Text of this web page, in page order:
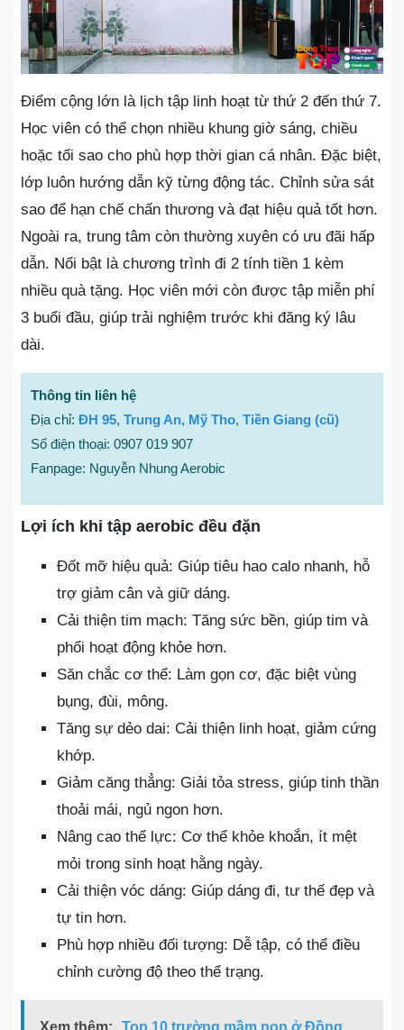
Điểm cộng lớn là lịch tập linh hoạt từ thứ 2 đến thứ 7.
Học viên có thể chọn nhiều khung giờ sáng, chiều
hoặc tối sao cho phù hợp thời gian cá nhân. Đặc biệt,
lớp luôn hướng dẫn kỹ từng động tác. Chỉnh sửa sát
sao để hạn chế chấn thương và đạt hiệu quả tốt hơn.
Ngoài ra, trung tâm còn thường xuyên có ưu đãi hấp
dẫn. Nổi bật là chương trình đi 2 tính tiền 1 kèm
nhiều quà tặng. Học viên mới còn được tập miễn phí
3 buổi đầu, giúp trải nghiệm trước khi đăng ký lâu
dài.
Thông tin liên hệ
Địa chỉ: ĐH 95, Trung An, Mỹ Tho, Tiền Giang (cũ)
Số điện thoại: 0907 019 907
Fanpage: Nguyễn Nhung Aerobic
Lợi ích khi tập aerobic đều đặn
Đốt mỡ hiệu quả: Giúp tiêu hao calo nhanh, hỗ
trợ giảm cân và giữ dáng.
Cải thiện tim mạch: Tăng sức bền, giúp tim và
phổi hoạt động khỏe hơn.
Săn chắc cơ thể: Làm gọn cơ, đặc biệt vùng
bụng, đùi, mông.
Tăng sự dẻo dai: Cải thiện linh hoạt, giảm cứng
khớp.
Giảm căng thẳng: Giải tỏa stress, giúp tinh thần
thoải mái, ngủ ngon hơn.
Nâng cao thể lực: Cơ thể khỏe khoắn, ít mệt
mỏi trong sinh hoạt hằng ngày.
Cải thiện vóc dáng: Giúp dáng đi, tư thế đẹp và
tự tin hơn.
Phù hợp nhiều đối tượng: Dễ tập, có thể điều
chỉnh cường độ theo thể trạng.
Xem thêm: Top 10 trường mầm non ở Đồng